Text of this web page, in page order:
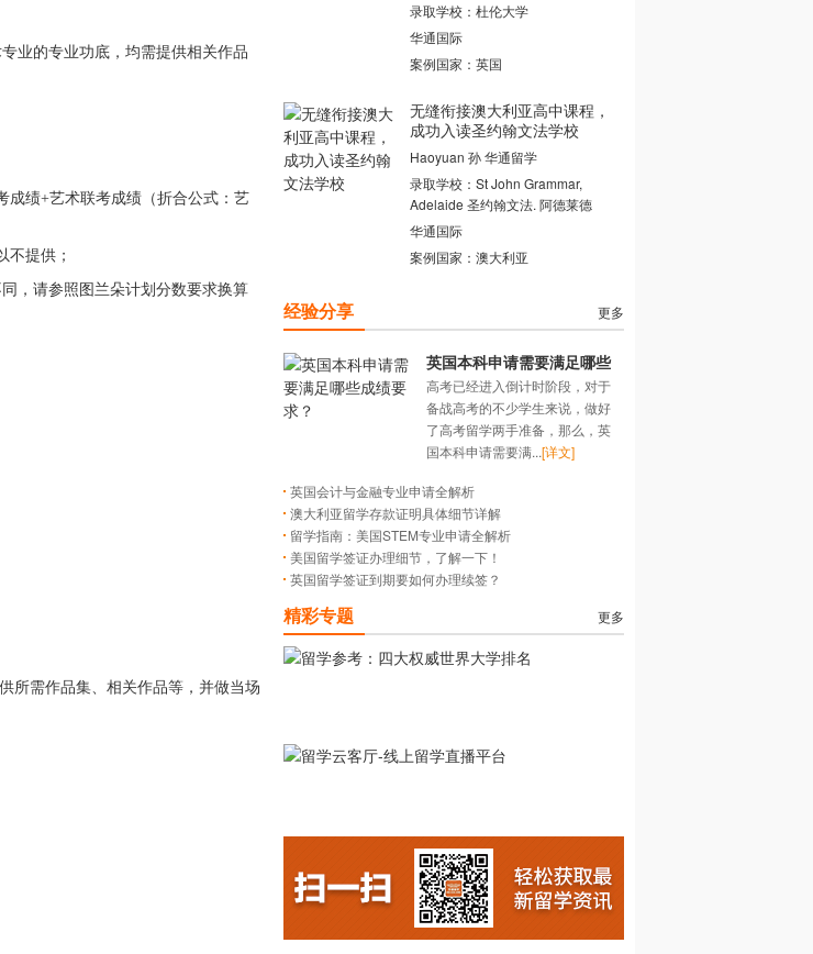
业的专业功底，均需提供相关作品
成绩+艺术联考成绩（折合公式：艺
不提供；
，请参照图兰朵计划分数要求换算
所需作品集、相关作品等，并做当场
录取学校：杜伦大学
华通国际
案例国家：英国
无缝衔接澳大利亚高中课程，
成功入读圣约翰文法学校
Haoyuan 孙 华通留学
录取学校：St John Grammar,
Adelaide 圣约翰文法. 阿德莱德
华通国际
案例国家：澳大利亚
经验分享 更多
英国本科申请需要满足哪些
成绩要求？
高考已经进入倒计时阶段，对于
备战高考的不少学生来说，做好
了高考留学两手准备，那么，英
国本科申请需要满...[详文]
英国会计与金融专业申请全解析
澳大利亚留学存款证明具体细节详解
留学指南：美国STEM专业申请全解析
美国留学签证办理细节，了解一下！
英国留学签证到期要如何办理续签？
精彩专题
更多